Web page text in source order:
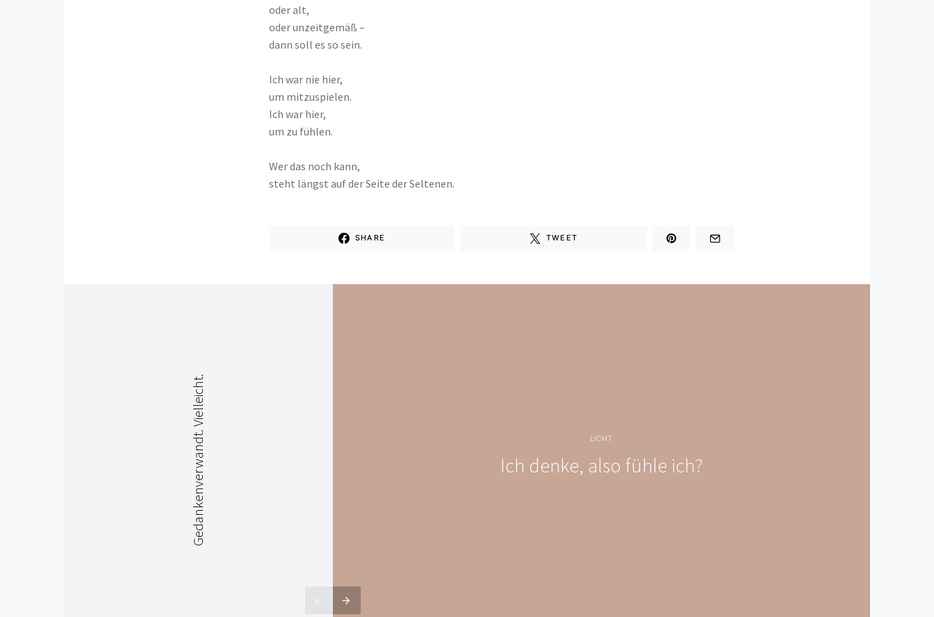
oder alt,
oder unzeitgemäß –
dann soll es so sein.
Ich war nie hier,
um mitzuspielen.
Ich war hier,
um zu fühlen.
Wer das noch kann,
steht längst auf der Seite der Seltenen.
SHARE TWEET
Gedankenverwandt. Vielleicht. LICHT
Ich denke, also fühle ich?